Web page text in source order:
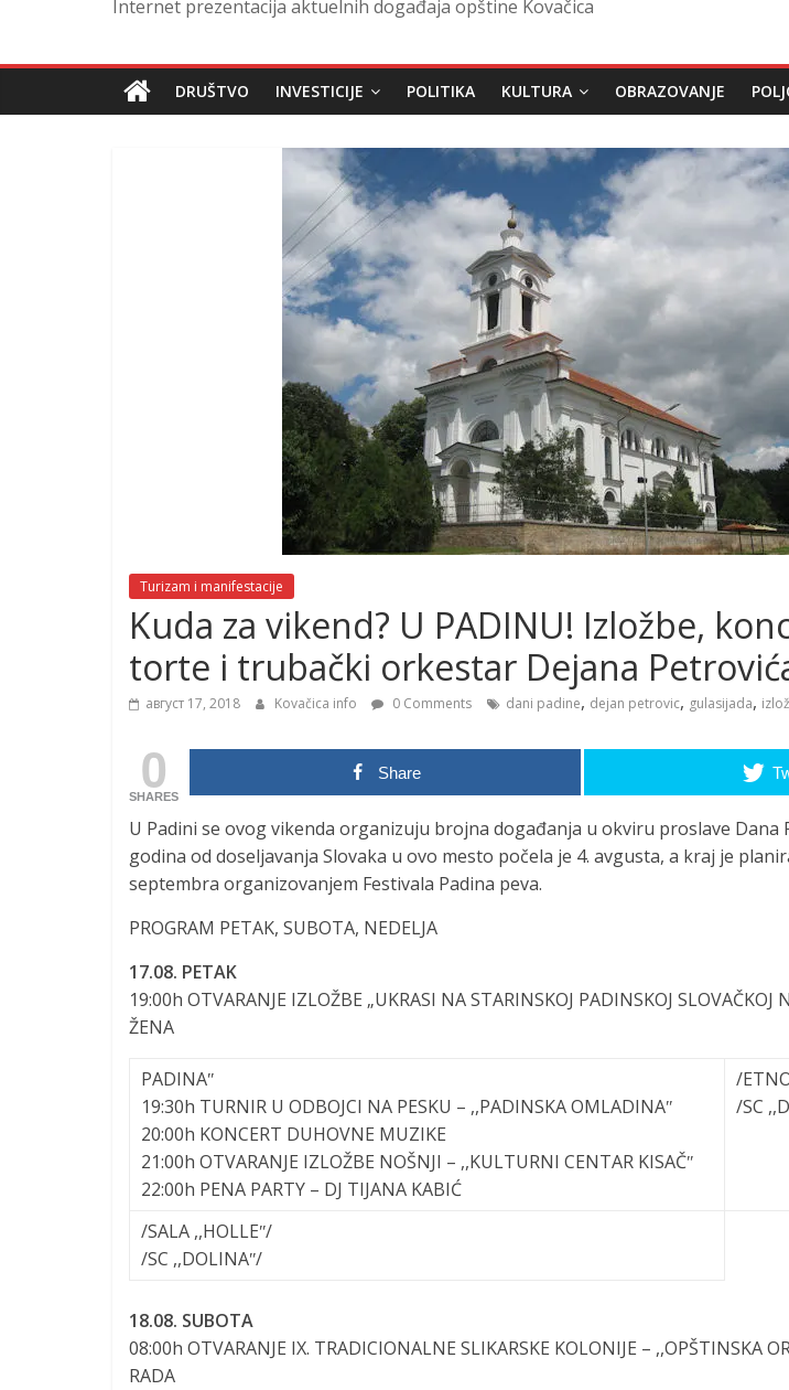
Internet prezentacija aktuelnih događaja opštine Kovačica
DRUŠTVO INVESTICIJE POLITIKA KULTURA OBRAZOVANJE
Turizam i manifestacije
Kuda za vikend? U PADINU! Izložbe,
torte i trubački orkestar Dejana
август 17, 2018 Kovačica info 0 Comments dani padine, dejan petrovic, gulasijada,
0
SHARES
Share
U Padini se ovog vikenda organizuju brojna događanja u okviru proslave Dana
godina od doseljavanja Slovaka u ovo mesto počela je 4. avgusta, a kraj je
septembra organizovanjem Festivala Padina peva.
PROGRAM PETAK, SUBOTA, NEDELJA
17.08. PETAK
19:00h OTVARANJE IZLOŽBE „UKRASI NA STARINSKOJ PADINSKOJ SLOVAČKOJ
ŽENA
PADINAʺ
19:30h TURNIR U ODBOJCI NA PESKU – ,,PADINSKA OMLADINAʺ
20:00h KONCERT DUHOVNE MUZIKE
21:00h OTVARANJE IZLOŽBE NOŠNJI – ,,KULTURNI CENTAR KISAČʺ
22:00h PENA PARTY – DJ TIJANA KABIĆ
/
/SC
/SALA ,,HOLLEʺ/
/SC ,,DOLINAʺ/
18.08. SUBOTA
08:00h OTVARANJE IX. TRADICIONALNE SLIKARSKE KOLONIJE – ,,OPŠTINSKA
RADA